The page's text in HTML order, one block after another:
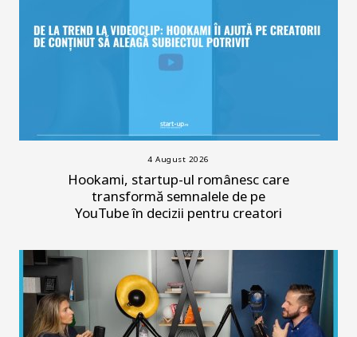
4 August 2026
Hookami, startup-ul românesc care
transformă semnalele de pe
YouTube în decizii pentru creatori